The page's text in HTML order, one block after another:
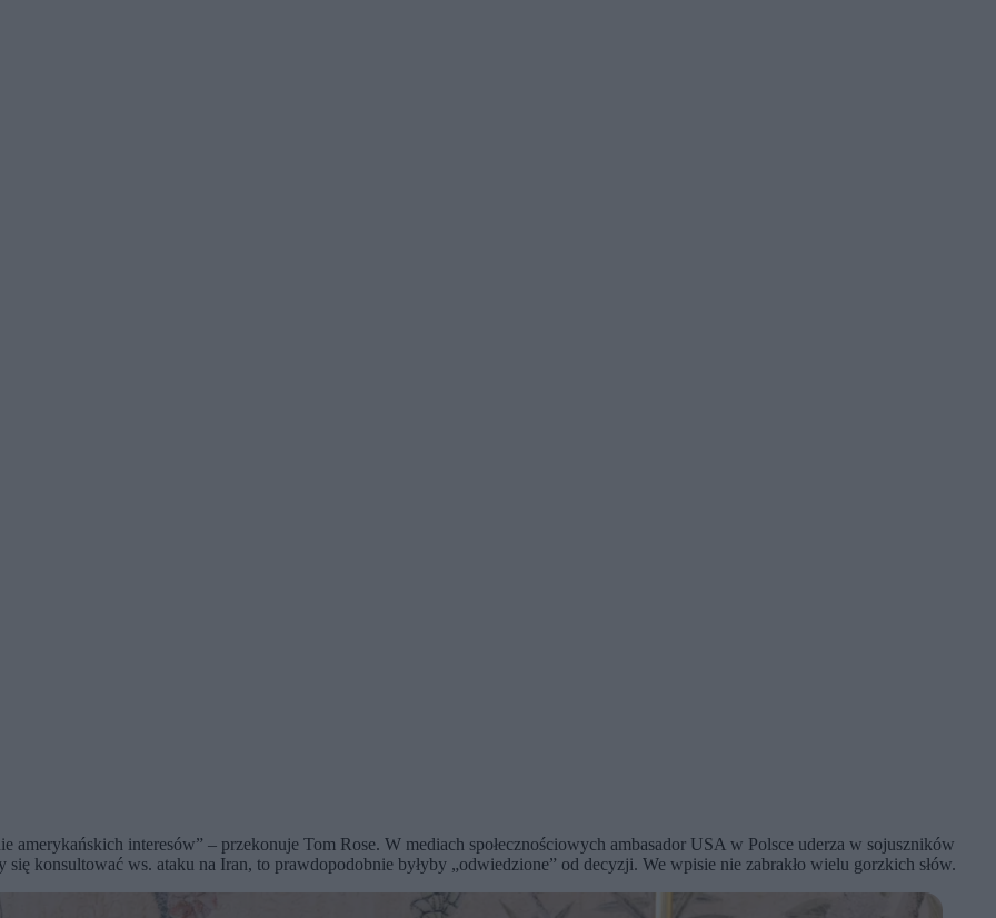
interesów” – przekonuje Tom Rose. W mediach społecznościowych ambasador USA w Polsce uderza w sojuszników
konsultować ws. ataku na Iran, to prawdopodobnie byłyby „odwiedzione” od decyzji. We wpisie nie zabrakło wielu gorzkich słów.